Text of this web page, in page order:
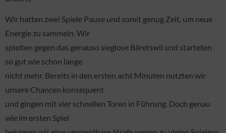
Wir hatten zwei Spiele Pause und somit genug Zeit, um neue
Energie zu sammeln. Wir
spielten gegen das genauso sieglose Bäretswil und starteten
so gut wie schon lange
nicht mehr. Bereits in den ersten acht Minuten nutzten wir
unsere Chancen konsequent
und gingen mit vier schnellen Toren in Führung. Doch genau
wie im ersten Spiel